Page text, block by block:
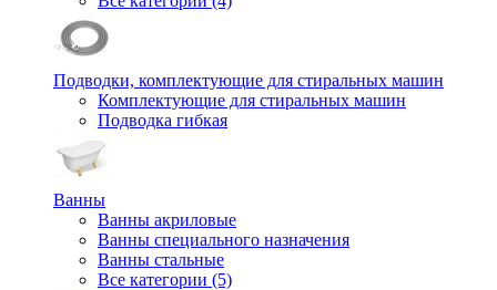
Подводки, комплектующие для стиральных машин
Комплектующие для стиральных машин
Подводка гибкая
Ванны
Ванны акриловые
Ванны специального назначения
Ванны стальные
Все категории (5)